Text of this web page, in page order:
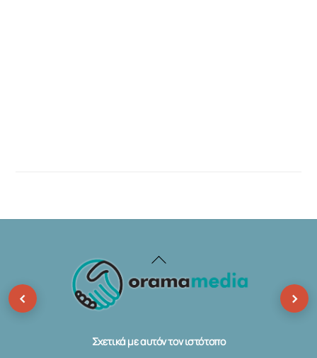
Back
To
Σχετικά με αυτόν τον ιστότοπο
‹ ›